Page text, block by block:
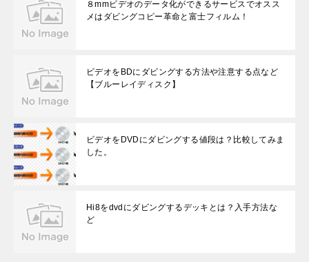
８mmビデオのデータ化ができるサービスでオスス
メはダビングコピー革命と富士フィルム！
ビデオをBDにダビングする方法や注意する点など
【ブルーレイディスク】
ビデオをDVDにダビングする値段は？比較してみま
した。
Hi8をdvdにダビングするデッキとは？入手方法な
ど